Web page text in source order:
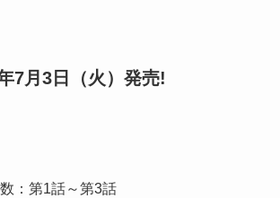
7月3日（火）発売!
：第1話～第3話